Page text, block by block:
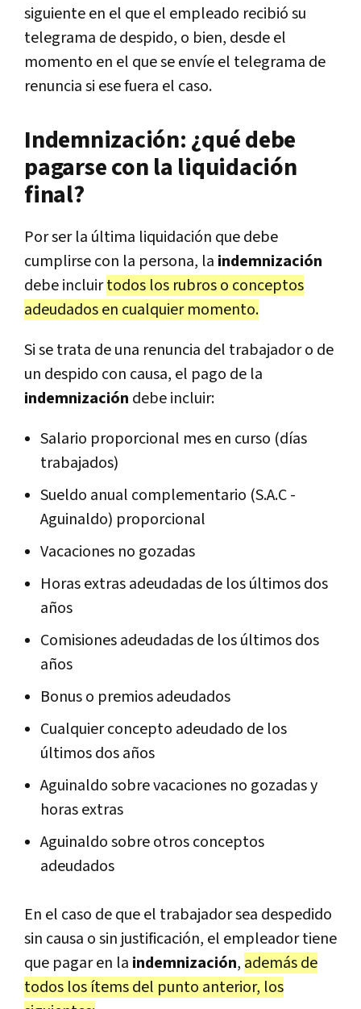
siguiente en el que el empleado recibió su
telegrama de despido, o bien, desde el
momento en el que se envíe el telegrama de
renuncia si ese fuera el caso.
Indemnización: ¿qué debe
pagarse con la liquidación
final?
Por ser la última liquidación que debe
cumplirse con la persona, la indemnización
debe incluirtodos los rubros o conceptos
adeudados en cualquier momento.
Si se trata de una renuncia del trabajador o de
un despido con causa, el pago de la
indemnización debe incluir:
Salario proporcional mes en curso (días
trabajados)
Sueldo anual complementario (S.A.C -
Aguinaldo) proporcional
Vacaciones no gozadas
Horas extras adeudadas de los últimos dos
años
Comisiones adeudadas de los últimos dos
años
Bonus o premios adeudados
Cualquier concepto adeudado de los
últimos dos años
Aguinaldo sobre vacaciones no gozadas y
horas extras
Aguinaldo sobre otros conceptos
adeudados
En el caso de que el trabajador sea despedido
sin causa o sin justificación, el empleador tiene
que pagar en la indemnización, además de
todos los ítems del punto anterior, los